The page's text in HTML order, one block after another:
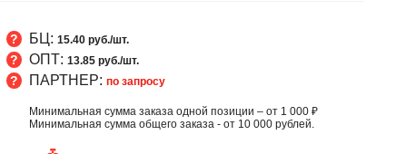
БЦ: 15.40 руб./шт.
ОПТ: 13.85 руб./шт.
ПАРТНЕР: по запросу
Минимальная сумма заказа одной позиции – от 1 000 ₽
Минимальная сумма общего заказа - от 10 000 рублей.